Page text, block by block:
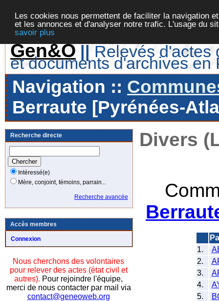
Les cookies nous permettent de faciliter la navigation
et les annonces et d'analyser notre trafic. L'usage du
savoir plus
Gen&O || Relevés d'actes
et documents d'archives en
Navigation ::
Berraute [Pyrénées-
Recherche directe
Intéressé(e)
Mère, conjoint, témoins, parrain...
Recherche avancée
Accès membres
Connexion
Nous cherchons des volontaires
pour relever des actes (état civil et
autres). Pour rejoindre l'équipe,
merci de nous contacter par mail via
contact@geneoweb.org
Divers
1.
2.
3.
4.
5.